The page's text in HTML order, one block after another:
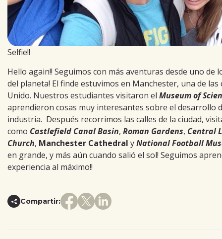
Selfie!!
Hello again!! Seguimos con más aventuras desde uno de
del planeta! El finde estuvimos en Manchester, una de las
Unido. Nuestros estudiantes visitaron el Museum of
aprendieron cosas muy interesantes sobre el desarrollo
industria. Después recorrimos las calles de la ciudad,
como Castlefield Canal Basin, Roman Gardens, Central
Church, Manchester Cathedral yNational Football
en grande, y más aún cuando salió el sol! Seguimos
experiencia al máximo!!
Compartir: